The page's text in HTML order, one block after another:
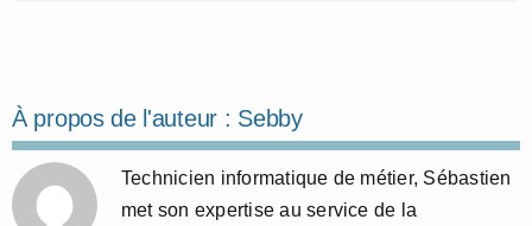
À propos de l'auteur : Sebby
Technicien informatique de métier, Sébastien
met son expertise au service de la